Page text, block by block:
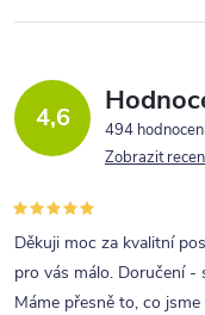
4,6
494
Zobrazit
Děkuji moc za kvalitní
pro vás málo. Doručení -
Máme přesně to, co